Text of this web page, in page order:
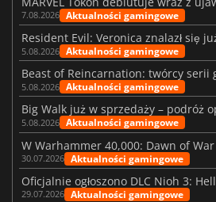
7.08.2026 Aktualności gamingowe
5.08.2026 Aktualności gamingowe
5.08.2026 Aktualności gamingowe
5.08.2026 Aktualności gamingowe
30.07.2026 Aktualności gamingowe
Oficjalnie ogłoszono DLC Nioh 3:
29.07.2026 Aktualności gamingowe